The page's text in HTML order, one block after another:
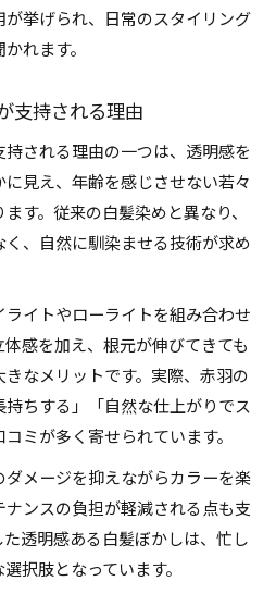
が挙げられ、日常のスタイリング
れます。
支持される理由
される理由の一つは、透明感を
見え、年齢を感じさせない若々
す。従来の白髪染めと異なり、
、自然に馴染ませる技術が求め
イトやローライトを組み合わせ
感を加え、根元が伸びてきても
なメリットです。実際、赤羽の
ちする」「自然な仕上がりでス
ミが多く寄せられています。
ダメージを抑えながらカラーを楽
ナンスの負担が軽減される点も支
透明感ある白髪ぼかしは、忙し
択肢となっています。